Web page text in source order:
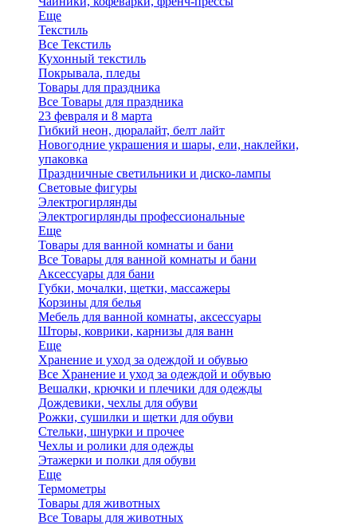
Еще
Текстиль
Все Текстиль
Кухонный текстиль
Покрывала, пледы
Товары для праздника
Все Товары для праздника
23 февраля и 8 марта
Гибкий неон, дюралайт, белт лайт
Новогодние украшения и шары, ели, наклейки,
упаковка
Праздничные светильники и диско-лампы
Световые фигуры
Электрогирлянды
Электрогирлянды профессиональные
Еще
Товары для ванной комнаты и бани
Все Товары для ванной комнаты и бани
Аксессуары для бани
Губки, мочалки, щетки, массажеры
Корзины для белья
Мебель для ванной комнаты, аксессуары
Шторы, коврики, карнизы для ванн
Еще
Хранение и уход за одеждой и обувью
Все Хранение и уход за одеждой и обувью
Вешалки, крючки и плечики для одежды
Дождевики, чехлы для обуви
Рожки, сушилки и щетки для обуви
Стельки, шнурки и прочее
Чехлы и ролики для одежды
Этажерки и полки для обуви
Еще
Термометры
Товары для животных
Все Товары для животных